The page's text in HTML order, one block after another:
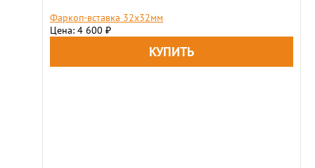
Фаркоп-вставка 32х32мм
Цена: 4 600 ₽